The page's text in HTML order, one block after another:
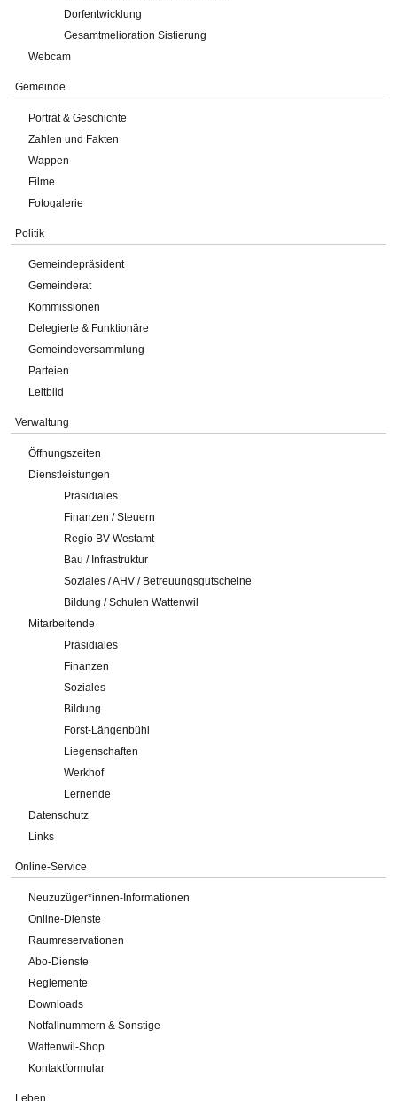
Dorfentwicklung
Gesamtmelioration Sistierung
Webcam
Gemeinde
Porträt & Geschichte
Zahlen und Fakten
Wappen
Filme
Fotogalerie
Politik
Gemeindepräsident
Gemeinderat
Kommissionen
Delegierte & Funktionäre
Gemeindeversammlung
Parteien
Leitbild
Verwaltung
Öffnungszeiten
Dienstleistungen
Präsidiales
Finanzen / Steuern
Regio BV Westamt
Bau / Infrastruktur
Soziales / AHV / Betreuungsgutscheine
Bildung / Schulen Wattenwil
Mitarbeitende
Präsidiales
Finanzen
Soziales
Bildung
Forst-Längenbühl
Liegenschaften
Werkhof
Lernende
Datenschutz
Links
Online-Service
Neuzuzüger*innen-Informationen
Online-Dienste
Raumreservationen
Abo-Dienste
Reglemente
Downloads
Notfallnummern & Sonstige
Wattenwil-Shop
Kontaktformular
Leben